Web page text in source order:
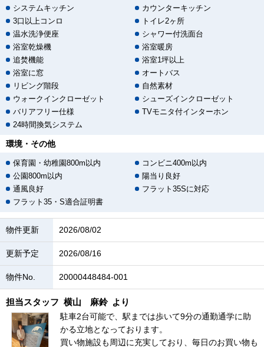
システムキッチン
カウンターキッチン
3口以上コンロ
トイレ2ヶ所
温水洗浄便座
シャワー付洗面台
浴室乾燥機
浴室暖房
追焚機能
浴室1坪以上
浴室に窓
オートバス
リビング階段
自然素材
ウォークインクローゼット
シューズインクローゼット
バリアフリー仕様
TVモニタ付インターホン
24時間換気システム
環境・その他
保育園・幼稚園800m以内
コンビニ400m以内
公園800m以内
陽当り良好
通風良好
フラット35Sに対応
フラット35・S適合証明書
物件更新 2026/08/02
更新予定 2026/08/16
物件No. 20000448484-001
担当スタッフ 横山 麻鈴 より
駐車2台可能で、駅までは歩いて9分の通勤通学に助
かる立地となっております。
買い物施設も周辺に充実しており、毎日のお買い物も